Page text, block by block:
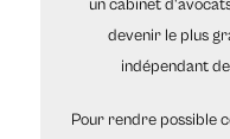
un cabinet
devenir le plus
indépendant
Pour rendre possible